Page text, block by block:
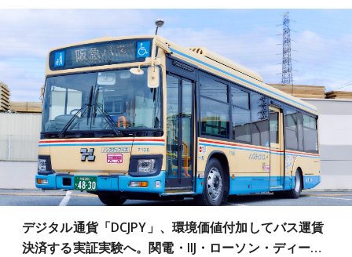
デジタル通貨「DCJPY」、環境価値付加してバス運賃
決済する実証実験へ。関電・IIJ・ローソン・ディー…